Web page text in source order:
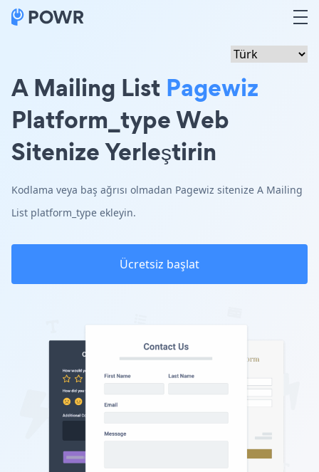
A Mailing List Pagewiz
Platform_type Web
Sitenize Yerleştirin
Kodlama veya baş ağrısı olmadan Pagewiz sitenize A Mailing
List platform_type ekleyin.
Ücretsiz başlat